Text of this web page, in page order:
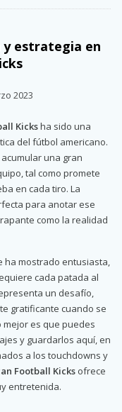
y estrategia en
2023
Kicksha sido una
del fútbol americano.
una gran
tal como promete
en cada tiro. La
para anotar ese
como la realidad
ha mostrado entusiasta,
cada patada al
un desafío,
gratificante cuando se
mejor es que puedes
y guardarlos aquí, en
a los touchdowns y
Football Kicks ofrece
entretenida.